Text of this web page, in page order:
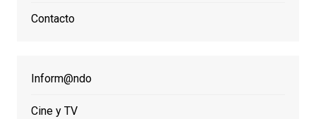
Contacto
Inform@ndo
Cine y TV